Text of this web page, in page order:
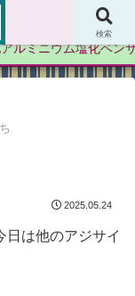
ルミニウム塩化ベン
2025.05.24
日は他のアジサイ
検索